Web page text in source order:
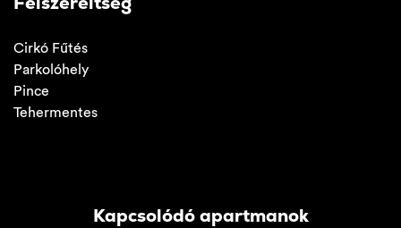
Cirkó Fűtés
Parkolóhely
Pince
Tehermentes
Kapcsolódó apartmanok